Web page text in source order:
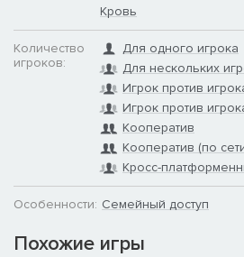
Кровь
Количество
игроков:
Для одного игрока
Для нескольких
Игрок против
Игрок против
Кооператив
Кооператив (по
Кросс-
Особенности: Семейный доступ
Похожие игры